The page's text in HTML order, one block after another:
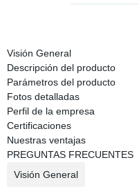
Visión General
Descripción del producto
Parámetros del producto
Fotos detalladas
Perfil de la empresa
Certificaciones
Nuestras ventajas
PREGUNTAS FRECUENTES
Visión General